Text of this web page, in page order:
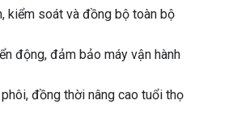
kiểm soát và đồng bộ toàn bộ
động, đảm bảo máy vận hành
đồng thời nâng cao tuổi thọ